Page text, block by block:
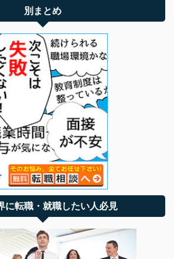
別まとめ
に転職・就職したい人必見